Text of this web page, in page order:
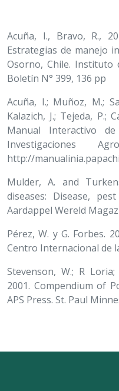
Acuña, I., Bravo, R.,
Estrategias de manejo
Osorno, Chile. Instituto
Boletín N° 399, 136 pp
Acuña, I.; Muñoz, M.;
Kalazich, J.; Tejeda, P.;
Manual Interactivo
Investigaciones
http://
Mulder, A. and
diseases: Disease,
Aardappel Wereld
Pérez, W. y G. Forbes.
Centro Internacional de
Stevenson, W.; R
2001. Compendium of
APS Press. St. Paul